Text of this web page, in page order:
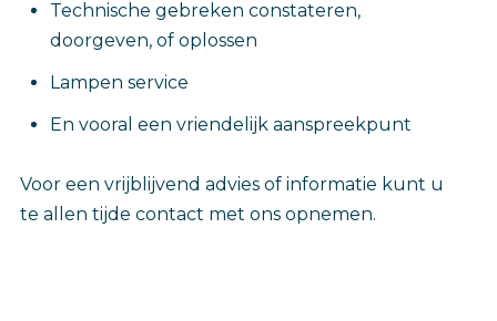
Technische gebreken constateren,
doorgeven, of oplossen
Lampen service
En vooral een vriendelijk aanspreekpunt
Voor een vrijblijvend advies of informatie kunt u
te allen tijde contact met ons opnemen.